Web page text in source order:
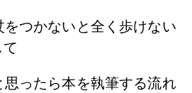
をつかないと全く歩けない
ったら本を執筆する流れ